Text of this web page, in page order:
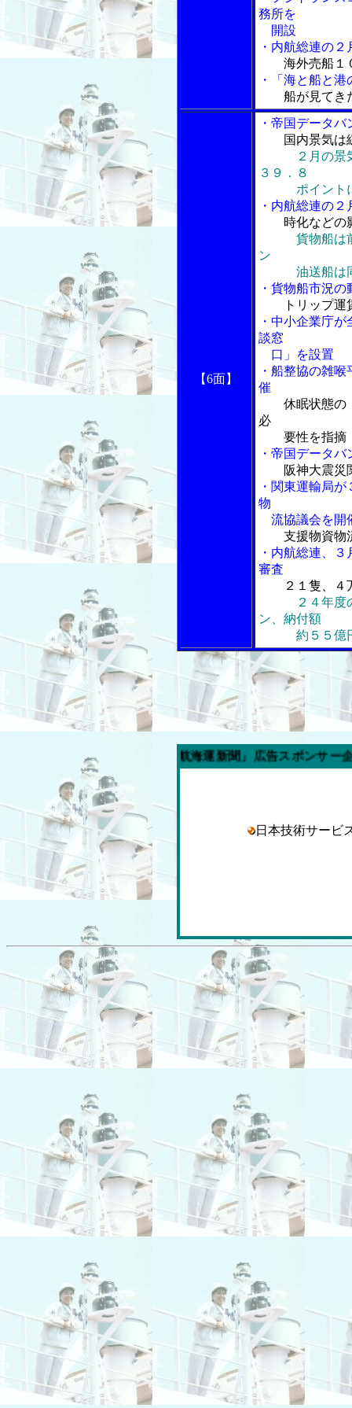
務所を
開設
・内航総連の
海外売船１
・「海と船と
船が見て
【6面】
・帝国データ
国内景気は
２月の
３９．８
ポイント
・内航総連の
時化などの
貨物船は
ン
油送船は同
・貨物船市況
トリップ
・中小企業庁
談窓
口」を設置
・船整協の雑
催
休眠状態の
必
要性を指摘
・帝国データ
阪神大震災
・関東運輸局
物
流協議会を開
支援物資物
・内航総連、
審査
２１隻、
２４年
ン、納付額
約５５億
今週の「内航海運新聞」広告スポンサー企業
日本技術サー